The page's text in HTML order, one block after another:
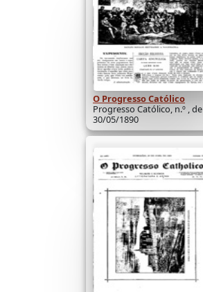
O Progresso Católico
Progresso Católico, n.º , de
30/05/1890